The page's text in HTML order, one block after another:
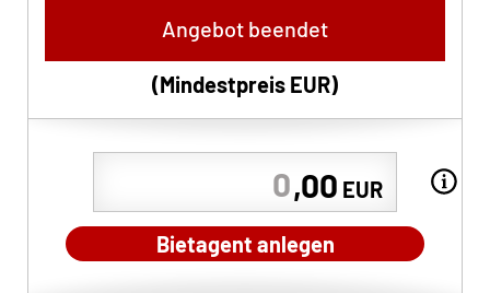
Angebot beendet
(Mindestpreis EUR)
,00 EUR
Bietagent anlegen